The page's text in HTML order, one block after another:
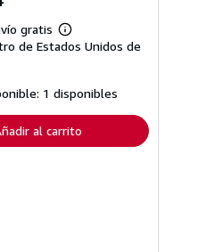
gratis
Más
información
tarifas
de
envío
de Estados Unidos de
1 disponibles
al carrito